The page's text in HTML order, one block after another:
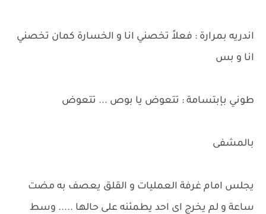
اندريه بمرارة : فعلاً تخصني انا و الخسارة كمان تخصني
انا و بس
طوني بإبتسامة : تتعوض يا بوص ... تتعوض
بالمشفى
يجلس امام غرفة العمليات و القلق يعصف به مضت
ساعة و لم يخرج اى احد يطمئنه على حالها ..... وسط